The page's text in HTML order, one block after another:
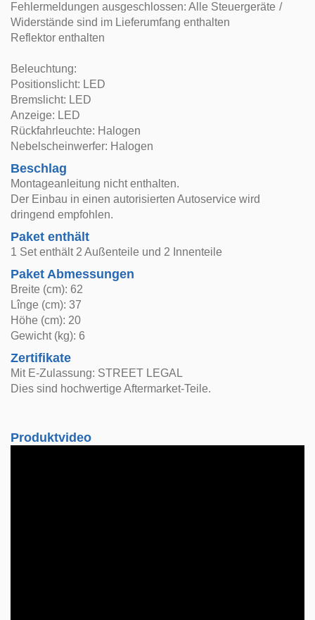
Fehlermeldungen ausgeschlossen: Alle Steuergeräte /
Widerstände sind im Lieferumfang enthalten
Reflektor enthalten
Beleuchtung:
Positionslicht: LED
Bremslicht: LED
Anzeige: LED
Rückfahrleuchte: Halogen
Nebelscheinwerfer: Halogen
Beschlag
Montageanleitung nicht enthalten.
Der Einbau in einen autorisierten Autoservice wird
dringend empfohlen.
Paket enthält
1 Set enthält 2 Außenteile und 2 Innenteile
Paket Abmessungen
Breite (cm): 62
Lînge (cm): 37
Höhe (cm): 20
Gewicht (kg): 6
Zertifikate
Mit E-Zulassung: STREET LEGAL
Dies sind hochwertige Aftermarket-Teile.
Produktvideo